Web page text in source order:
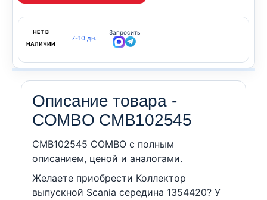
НЕТ В
НАЛИЧИИ
7-10 дн.
Запросить
Описание товара -
COMBO CMB102545
CMB102545 COMBO c полным
описанием, ценой и аналогами.
Желаете приобрести Коллектор
выпускной Scania середина 1354420? У